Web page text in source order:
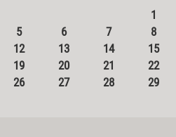
1
5 6 7
8
12 13 14
15
19 20 21
22
26 27 28
29